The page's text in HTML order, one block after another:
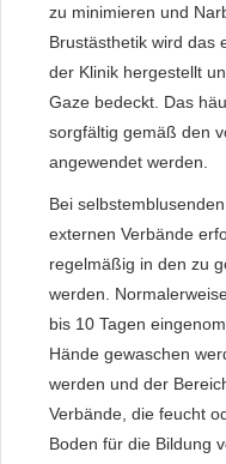
zu minimieren und
Brustästhetik wird das
der Klinik hergestellt
Gaze bedeckt. Das
sorgfältig gemäß den
angewendet werden.
Bei
externen Verbände
regelmäßig in den zu
werden.
bis 10 Tagen
Hände gewaschen
werden und der
Verbände, die feucht
Boden für die Bildung